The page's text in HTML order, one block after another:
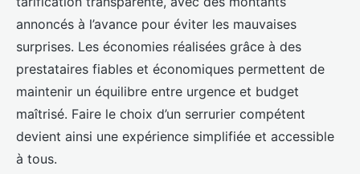
annoncés à l’avance pour éviter les mauvaises
surprises. Les économies réalisées grâce à des
prestataires fiables et économiques permettent de
maintenir un équilibre entre urgence et budget
maîtrisé. Faire le choix d’un serrurier compétent
devient ainsi une expérience simplifiée et accessible
à tous.